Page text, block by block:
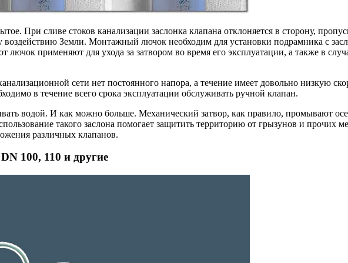
При сливе стоков канализации заслонка клапана отклоняется в сторону,
воздействию Земли. Монтажный лючок необходим для установки подрамника с
лючок применяют для ухода за затвором во время его эксплуатации, а также в
сети нет постоянного напора, а течение имеет довольно низкую
в течение всего срока эксплуатации обслуживать ручной клапан.
водой. И как можно больше. Механический затвор, как правило, промывают
такого заслона помогает защитить территорию от грызунов и
различных клапанов.
100, 110 и другие